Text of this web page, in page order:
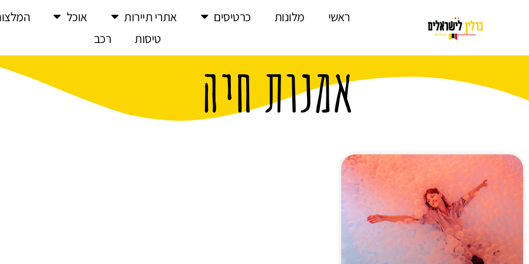
ראשי מלונות כרטיסים אתרי תיירות אוכל
טיסות
רכב
אמנות חיה